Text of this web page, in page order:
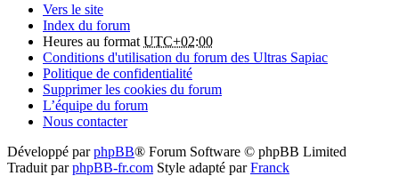
Vers le site
Index du forum
Heures au format UTC+02:00
Conditions d'utilisation du forum des Ultras Sapiac
Politique de confidentialité
Supprimer les cookies du forum
L’équipe du forum
Nous contacter
Développé parphpBB® Forum Software © phpBB Limited
Traduit parphpBB-fr.com Style adapté parFranck